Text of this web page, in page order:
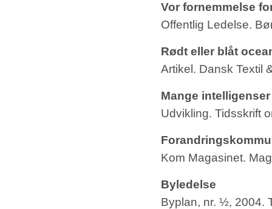
Vor fornemmelse
Offentlig Ledelse.
Rødt eller blåt
Artikel. Dansk Textil
Mange
Udvikling. Tidsskrift
Kom Magasinet.
Byledelse
Byplan, nr. ½, 2004.